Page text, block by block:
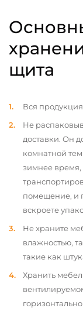
щита
Вся
Не
доставки. Он
комнатной
зимнее время,
помещение, и
вскроете
Не храните
влажностью,
такие как
Хранить